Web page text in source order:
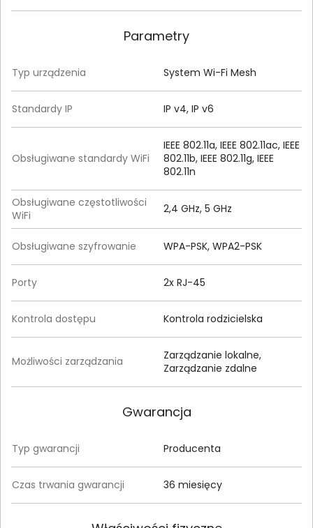
Parametry
Typ urządzenia System Wi-Fi Mesh
Standardy IP IP v4, IP v6
Obsługiwane standardy WiFi
IEEE 802.11a, IEEE 802.11ac, IEEE
802.11b, IEEE 802.11g, IEEE
802.11n
Obsługiwane częstotliwości
WiFi
2,4 GHz, 5 GHz
Obsługiwane szyfrowanie WPA-PSK, WPA2-PSK
Porty 2x RJ-45
Kontrola dostępu Kontrola rodzicielska
Możliwości zarządzania
Zarządzanie lokalne,
Zarządzanie zdalne
Gwarancja
Typ gwarancji Producenta
Czas trwania gwarancji 36 miesięcy